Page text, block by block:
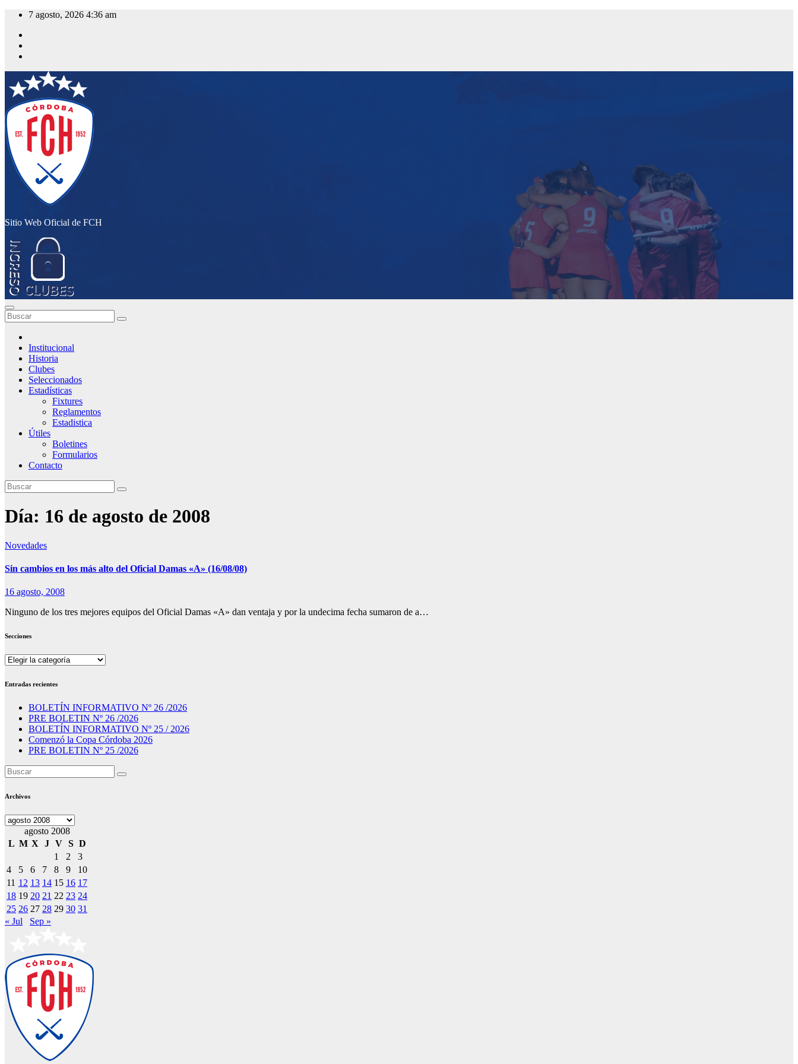
Saltar
contenido
7 agosto, 2026 4:36 am
Sitio Web Oficial de FCH
Institucional
Historia
Clubes
Seleccionados
Estadísticas
Fixtures
Reglamentos
Estadistica
Útiles
Boletines
Formularios
Contacto
Día: 16 de agosto de 2008
Novedades
Sin cambios en los más alto del Oficial Damas «A» (16/08/08)
16 agosto, 2008
Ninguno de los tres mejores equipos del Oficial Damas «A» dan ventaja y por la undecima fecha sumaron de a…
Secciones
Secciones
Entradas recientes
BOLETÍN INFORMATIVO Nº 26 /2026
PRE BOLETIN Nº 26 /2026
BOLETÍN INFORMATIVO Nº 25 / 2026
Comenzó la Copa Córdoba 2026
PRE BOLETIN Nº 25 /2026
Archivos
Archivos
agosto 2008
L M X J V S D
1
2
3
4
5 6 7 8 9
10
11 12 13 14 15 16 17
18 19 20 21 22 23 24
25 26 27 28 29 30 31
« Jul
Sep »